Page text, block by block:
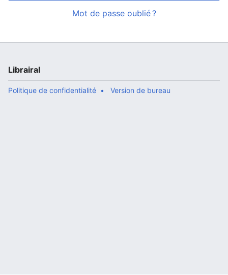
Mot de passe oublié ?
Librairal
Politique de confidentialité Version de bureau